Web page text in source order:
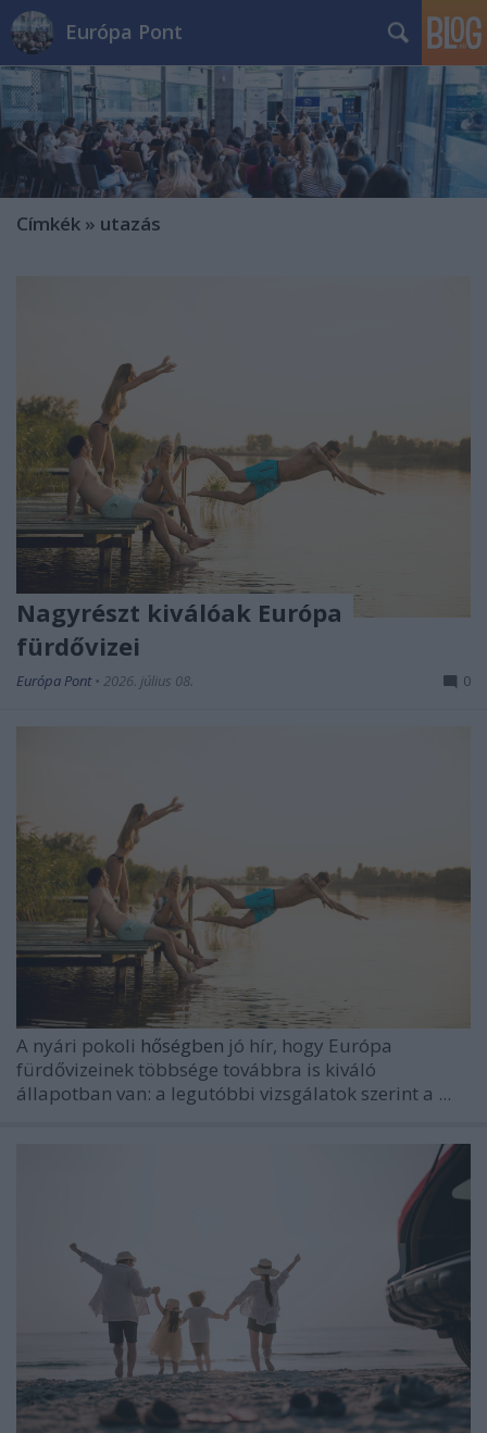
Európa Pont
Címkék » utazás
Nagyrészt kiválóak Európa
fürdővizei
Európa Pont • 2026. július 08. 0
A nyári pokoli hőségben jó hír, hogy Európa
fürdővizeinek többsége továbbra is kiváló
állapotban van: a legutóbbi vizsgálatok szerint a ...